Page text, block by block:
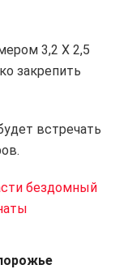
3,2 Х 2,5
закрепить
встречать
бездомный